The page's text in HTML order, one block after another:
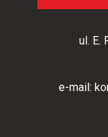
ul. E.
e-mail: